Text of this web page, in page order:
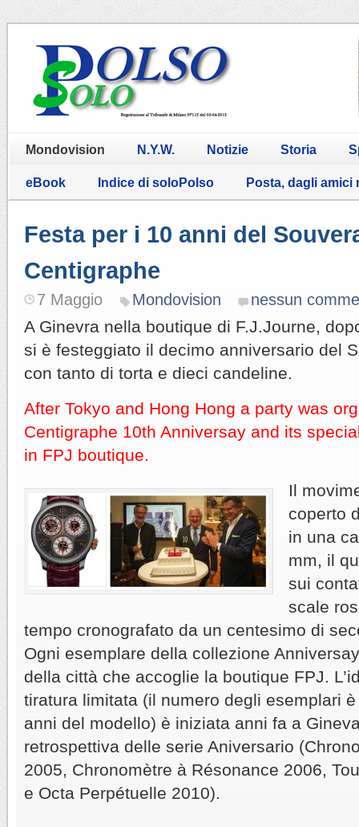
Mondovision N.Y.W. Notizie Storia
eBook Indice di soloPolso Posta, dagli amici
Festa per i 10 anni del
Centigraphe
7 Maggio Mondovision nessun
A Ginevra nella boutique di F.J.Journe,
si è festeggiato il decimo anniversario del
con tanto di torta e dieci candeline.
After Tokyo and Hong Hong a party was
Centigraphe 10th Anniversay and its
in FPJ boutique.
Il
coperto
in una
mm, il
sui
scale
tempo cronografato da un centesimo di
Ogni esemplare della collezione
della città che accoglie la boutique FPJ.
tiratura limitata (il numero degli esemplari
anni del modello) è iniziata anni fa a
retrospettiva delle serie Aniversario
2005, Chronomètre à Résonance 2006,
e Octa Perpétuelle 2010).